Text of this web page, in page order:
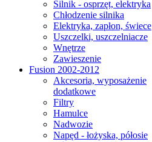
Silnik - osprzęt, elektryka
Chłodzenie silnika
Elektryka, zapłon, świece
Uszczelki, uszczelniacze
Wnętrze
Zawieszenie
Fusion 2002-2012
Akcesoria, wyposażenie
dodatkowe
Filtry
Hamulce
Nadwozie
Napęd - łożyska, półosie